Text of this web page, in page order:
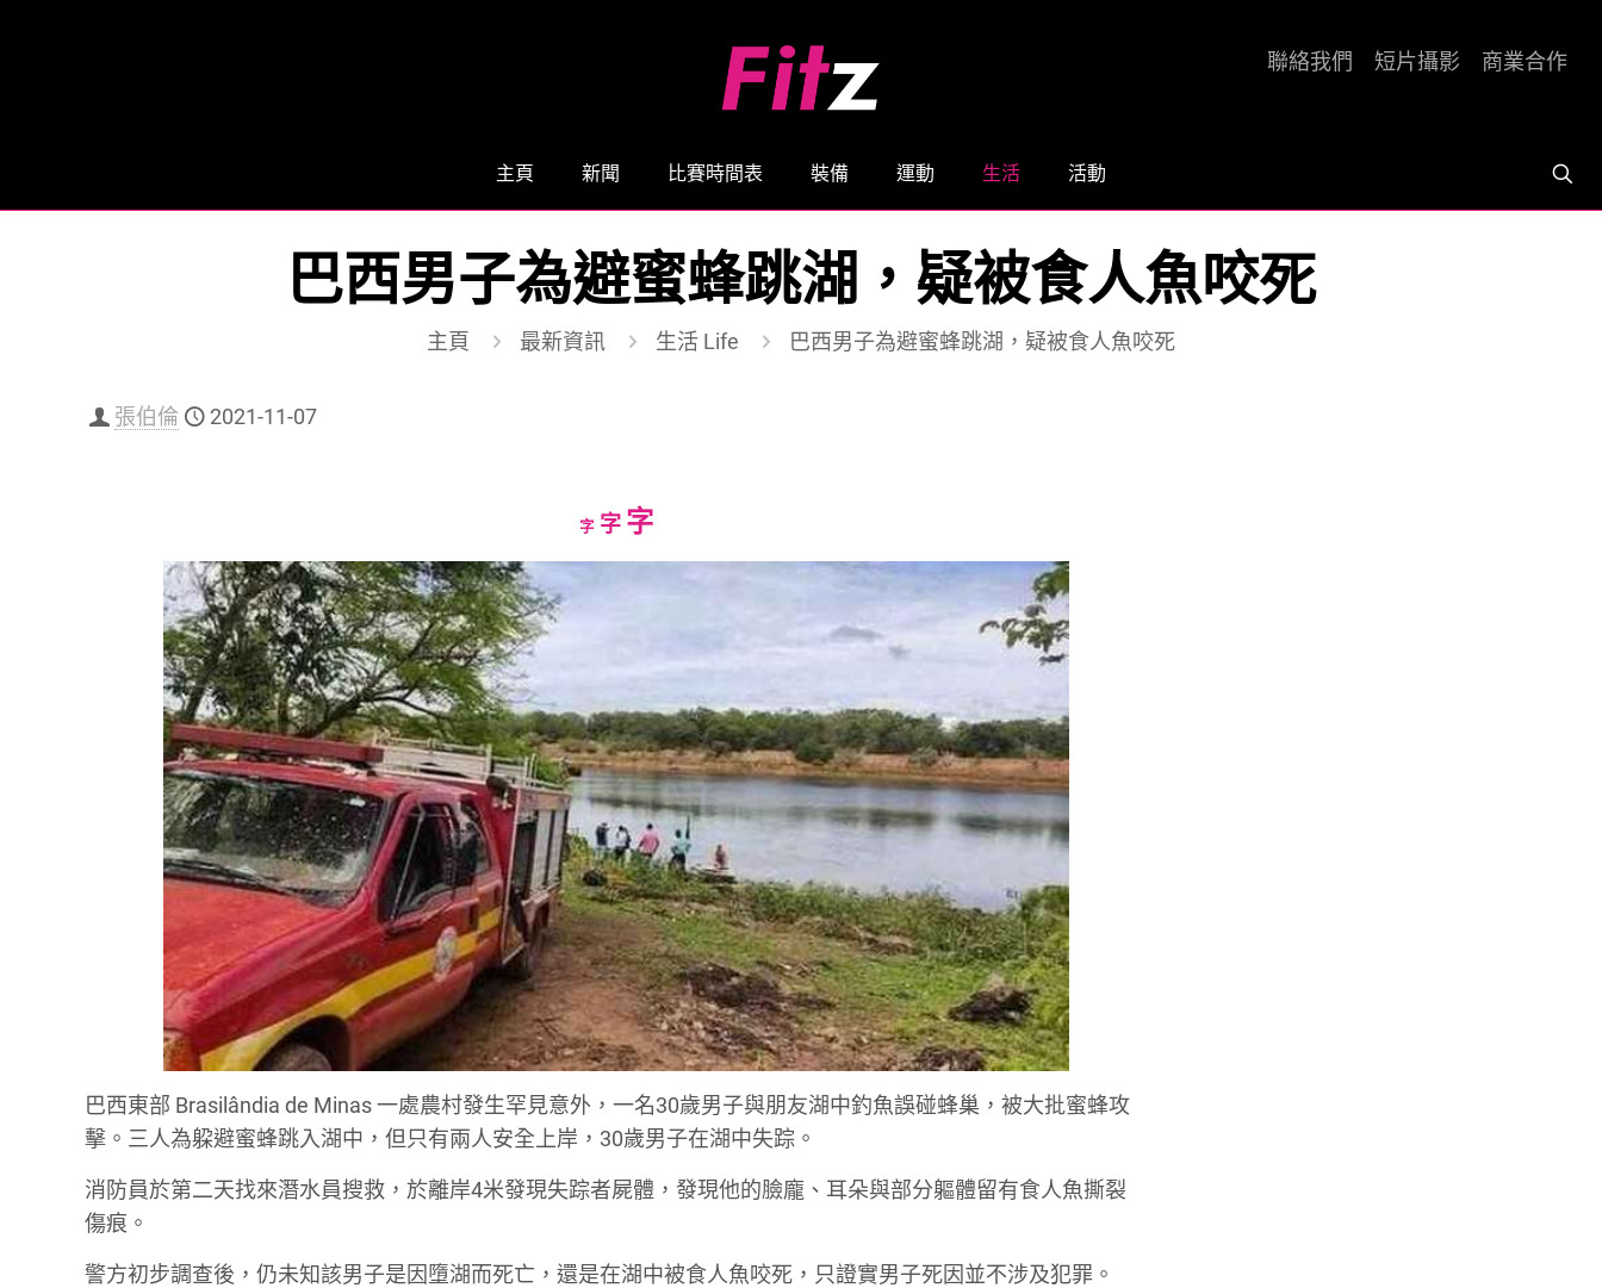
主頁 新聞 比賽時間表 裝備 運動 生活 活動
聯絡我們 短片攝影 商業合作
巴西男子為避蜜蜂跳湖，疑被食人魚咬死
主頁 最新資訊 生活 Life 巴西男子為避蜜蜂跳湖，疑被食人魚咬死
張伯倫 2021-11-07
字Decrease
字Reset
size.
字Increase
font
size.
巴西東部 Brasilândia de Minas 一處農村發生罕見意外，一名30歲男子與朋友湖中釣魚誤碰蜂巢，被大批蜜蜂攻
擊。三人為躱避蜜蜂跳入湖中，但只有兩人安全上岸，30歲男子在湖中失踪。
消防員於第二天找來潛水員搜救，於離岸4米發現失踪者屍體，發現他的臉龐、耳朵與部分軀體留有食人魚撕裂
傷痕。
警方初步調查後，仍未知該男子是因墮湖而死亡，還是在湖中被食人魚咬死，只證實男子死因並不涉及犯罪。